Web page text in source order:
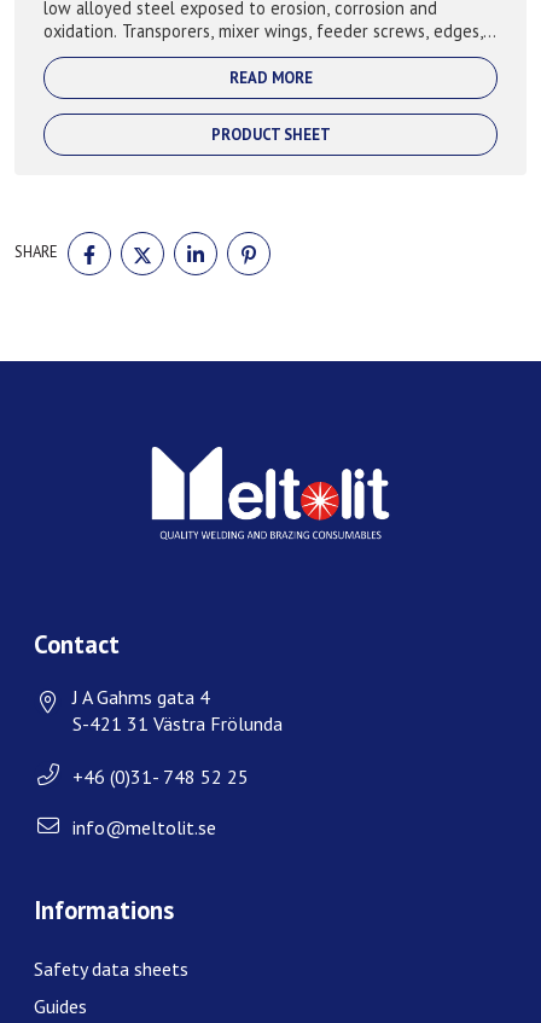
low alloyed steel exposed to erosion, corrosion and
oxidation. Transporers, mixer wings, feeder screws, edges,
slags, knives. 57-60 HRC
READ MORE
PRODUCT SHEET
SHARE
SHARE
ON
FACEBOOK
SHARE
ON
TWITTER
SHARE
ON
LINKEDIN
ON
Contact
J A Gahms gata 4
S-421 31 Västra Frölunda
+46 (0)31- 748 52 25
info@meltolit.se
Informations
Safety data sheets
Guides